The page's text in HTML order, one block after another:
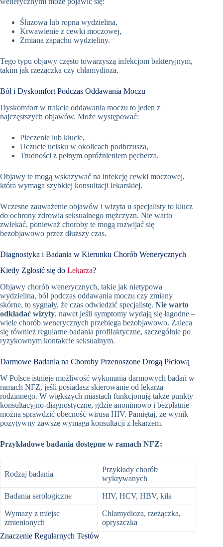
Śluzowa lub ropna wydzielina,
Krwawienie z cewki moczowej,
Zmiana zapachu wydzieliny.
Tego typu objawy często towarzyszą infekcjom bakteryjnym,
takim jak rzeżączka czy chlamydioza.
Ból i Dyskomfort Podczas Oddawania Moczu
Dyskomfort w trakcie oddawania moczu to jeden z
najczęstszych objawów. Może występować:
Pieczenie lub kłucie,
Uczucie ucisku w okolicach podbrzusza,
Trudności z pełnym opróżnieniem pęcherza.
Objawy te mogą wskazywać na infekcję cewki moczowej,
która wymaga szybkiej konsultacji lekarskiej.
Wczesne zauważenie objawów i wizyta u specjalisty to klucz
do ochrony zdrowia seksualnego mężczyzn. Nie warto
zwlekać, ponieważ choroby te mogą rozwijać się
bezobjawowo przez dłuższy czas.
Diagnostyka i Badania w Kierunku Chorób Wenerycznych
Kiedy Zgłosić się do Lekarza?
Objawy chorób wenerycznych, takie jak nietypowa
wydzielina, ból podczas oddawania moczu czy zmiany
skórne, to sygnały, że czas odwiedzić specjalistę. Nie warto
odkładać wizyty, nawet jeśli symptomy wydają się łagodne –
wiele chorób wenerycznych przebiega bezobjawowo. Zaleca
się również regularne badania profilaktyczne, szczególnie po
ryzykownym kontakcie seksualnym.
Darmowe Badania na Choroby Przenoszone Drogą Płciową
W Polsce istnieje możliwość wykonania darmowych badań w
ramach NFZ, jeśli posiadasz skierowanie od lekarza
rodzinnego. W większych miastach funkcjonują także punkty
konsultacyjno-diagnostyczne, gdzie anonimowo i bezpłatnie
można sprawdzić obecność wirusa HIV. Pamiętaj, że wynik
pozytywny zawsze wymaga konsultacji z lekarzem.
Przykładowe badania dostępne w ramach NFZ:
Rodzaj badania
Przykłady chorób
wykrywanych
Badania serologiczne HIV, HCV, HBV, kiła
Wymazy z miejsc
zmienionych
Chlamydioza, rzeżączka,
opryszczka
Znaczenie Regularnych Testów